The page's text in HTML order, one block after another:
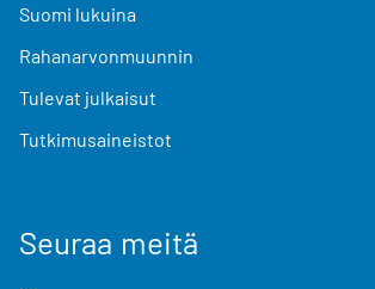
Suomi lukuina
Rahanarvonmuunnin
Tulevat julkaisut
Tutkimusaineistot
Seuraa meitä